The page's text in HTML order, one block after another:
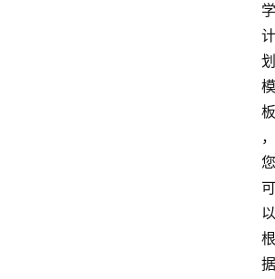
学
计
划
模
板
，
您
可
以
根
据